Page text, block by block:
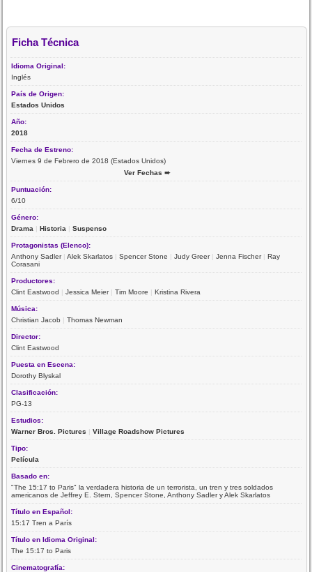
Ficha Técnica
Idioma Original:
Inglés
País de Origen:
Estados Unidos
Año:
2018
Fecha de Estreno:
Viernes 9 de Febrero de 2018 (Estados Unidos)
Ver Fechas ➨
Puntuación:
6/10
Género:
Drama |Historia |Suspenso
Protagonistas (Elenco):
Anthony Sadler|Alek Skarlatos |Spencer Stone |Judy Greer|Jenna Fischer|Ray
Corasani
Productores:
Clint Eastwood |Jessica Meier|Tim Moore |Kristina Rivera
Música:
Christian Jacob |Thomas Newman
Director:
Clint Eastwood
Puesta en Escena:
Dorothy Blyskal
Clasificación:
PG-13
Estudios:
Warner Bros. Pictures |Village Roadshow Pictures
Tipo:
Película
Basado en:
"The 15:17 to Paris" la verdadera historia de un terrorista, un tren y tres soldados
americanos de Jeffrey E. Stern, Spencer Stone, Anthony Sadler y Alek Skarlatos
Título en Español:
15:17 Tren a París
Título en Idioma Original:
The 15:17 to Paris
Cinematografía: